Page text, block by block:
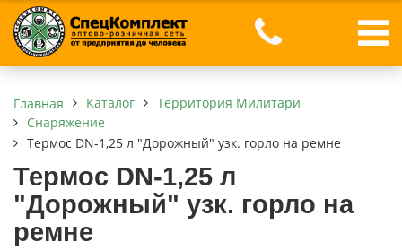
Главная Каталог
Территория Милитари
Снаряжение
Термос DN-1,25 л "Дорожный" узк. горло на ремне
Термос DN-1,25 л
"Дорожный" узк. горло на
ремне